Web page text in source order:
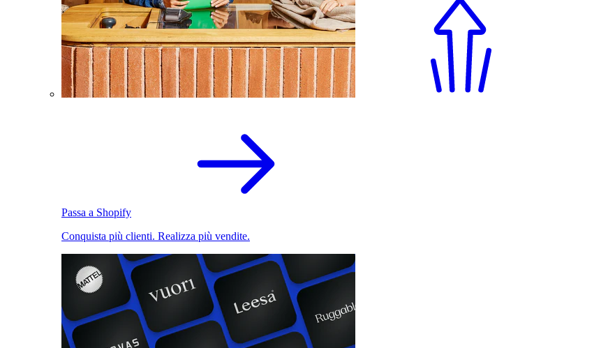
Passa a Shopify
Conquista più clienti. Realizza più vendite.